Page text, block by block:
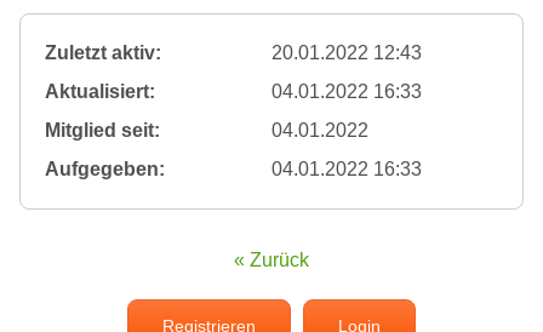
Zuletzt aktiv:
20.01.2022 12:43
Aktualisiert:
04.01.2022 16:33
Mitglied seit:
04.01.2022
Aufgegeben:
04.01.2022 16:33
« Zurück
Registrieren Login